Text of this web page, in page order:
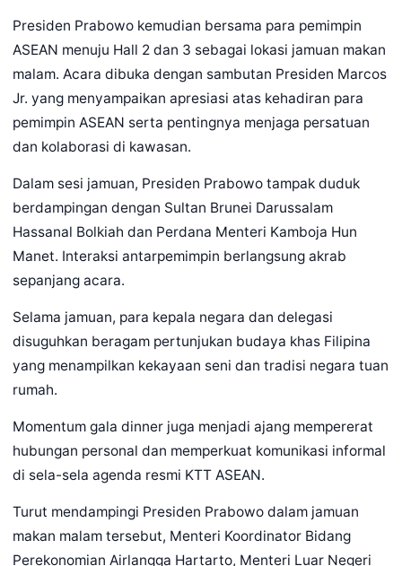
Presiden Prabowo kemudian bersama para pemimpin
ASEAN menuju Hall 2 dan 3 sebagai lokasi jamuan makan
malam. Acara dibuka dengan sambutan Presiden Marcos
Jr. yang menyampaikan apresiasi atas kehadiran para
pemimpin ASEAN serta pentingnya menjaga persatuan
dan kolaborasi di kawasan.
Dalam sesi jamuan, Presiden Prabowo tampak duduk
berdampingan dengan Sultan Brunei Darussalam
Hassanal Bolkiah dan Perdana Menteri Kamboja Hun
Manet. Interaksi antarpemimpin berlangsung akrab
sepanjang acara.
Selama jamuan, para kepala negara dan delegasi
disuguhkan beragam pertunjukan budaya khas Filipina
yang menampilkan kekayaan seni dan tradisi negara tuan
rumah.
Momentum gala dinner juga menjadi ajang mempererat
hubungan personal dan memperkuat komunikasi informal
di sela-sela agenda resmi KTT ASEAN.
Turut mendampingi Presiden Prabowo dalam jamuan
makan malam tersebut, Menteri Koordinator Bidang
Perekonomian Airlangga Hartarto, Menteri Luar Negeri